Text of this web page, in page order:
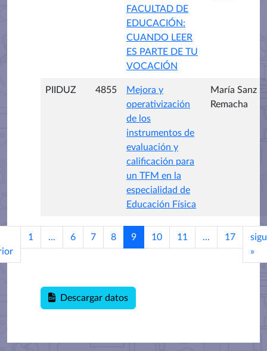
FACULTAD DE
EDUCACIÓN:
CUANDO LEER
ES PARTE DE TU
VOCACIÓN
PIIDUZ 4855
Mejora y
operativización
de los
instrumentos de
evaluación y
calificación para
un TFM en la
especialidad de
Educación Física
María Sanz
Remacha
1 ... 6 7 8 9 10 11 ... 17
»
Descargar datos